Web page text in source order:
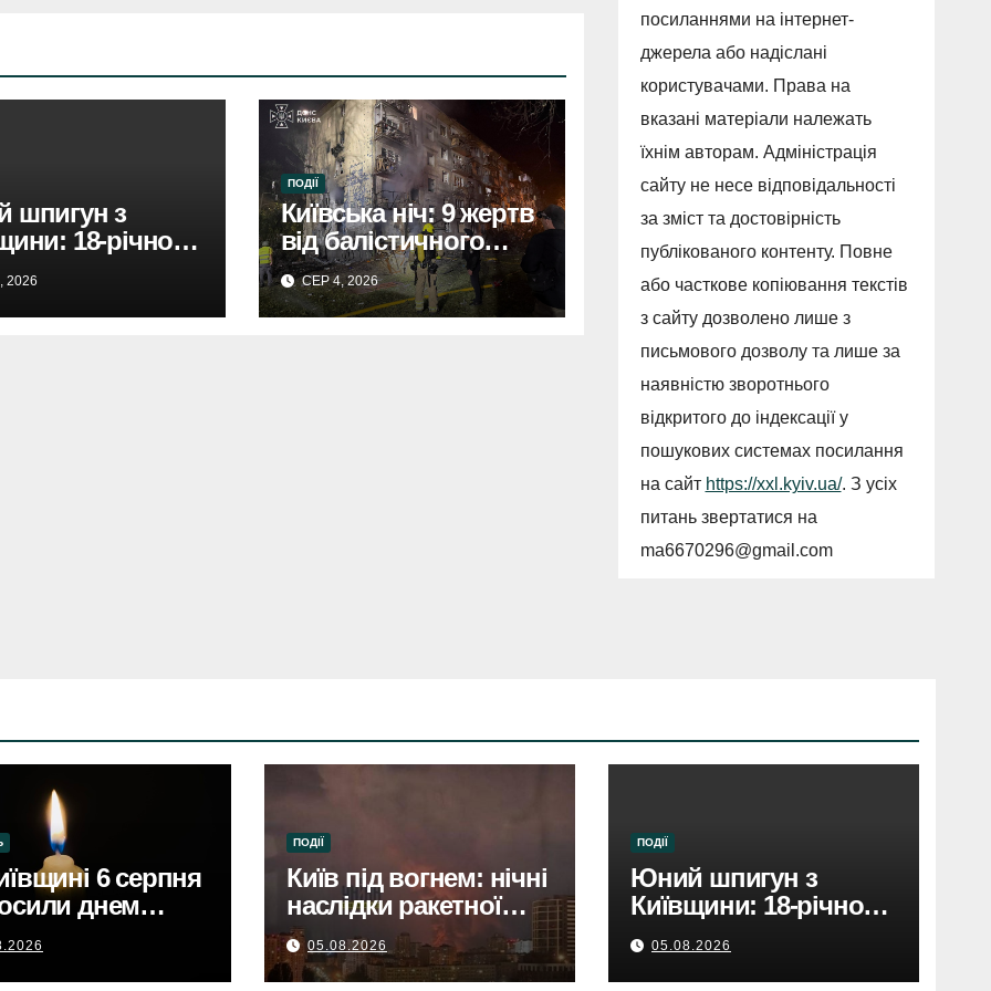
шпигун з
18-річного
за зраду
2026
ПОДІЇ
Київська ніч: 9 жертв
від балістичного
удару. Жахливі
наслідки атаки.
СЕР 4, 2026
посиланнями на інтернет-
джерела або надіслані
користувачами. Права на
вказані матеріали належать
їхнім авторам. Адміністрація
сайту не несе відповідальності
за зміст та достовірність
публікованого контенту. Повне
або часткове копіювання текстів
з сайту дозволено лише з
письмового дозволу та лише за
наявністю зворотнього
відкритого до індексації у
пошукових системах посилання
на сайт https://xxl.kyiv.ua/. З усіх
питань звертатися на
ma6670296@gmail.com
6 серпня
днем
в
6 серпня –
ПОДІЇ
Київ під вогнем: нічні
наслідки ракетної
атаки.
05.08.2026
ПОДІЇ
Юний шпигун з
Київщини: 18-річного
затримали за зраду
Росії.
05.08.2026